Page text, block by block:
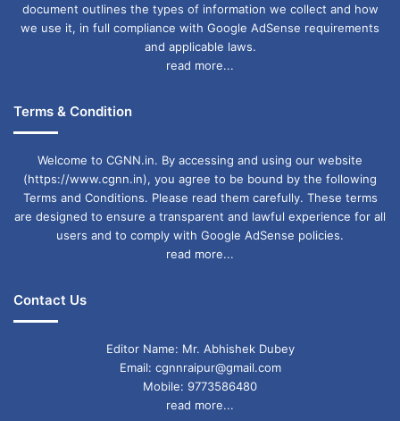
document outlines the types of information we collect and how
we use it, in full compliance with Google AdSense requirements
and applicable laws.
read more...
Terms & Condition
Welcome to CGNN.in. By accessing and using our website
(https://www.cgnn.in), you agree to be bound by the following
Terms and Conditions. Please read them carefully. These terms
are designed to ensure a transparent and lawful experience for all
users and to comply with Google AdSense policies.
read more...
Contact Us
Editor Name: Mr. Abhishek Dubey
Email: cgnnraipur@gmail.com
Mobile: 9773586480
read more...